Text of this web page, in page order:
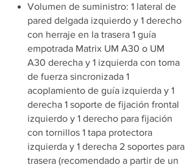
Volumen de suministro: 1 lateral de
pared delgada izquierdo y 1 derecho
con herraje en la trasera 1 guía
empotrada Matrix UM A30 o UM
A30 derecha y 1 izquierda con toma
de fuerza sincronizada 1
acoplamiento de guía izquierda y 1
derecha 1 soporte de fijación frontal
izquierdo y 1 derecho para fijación
con tornillos 1 tapa protectora
izquierda y 1 derecha 2 soportes para
trasera (recomendado a partir de un